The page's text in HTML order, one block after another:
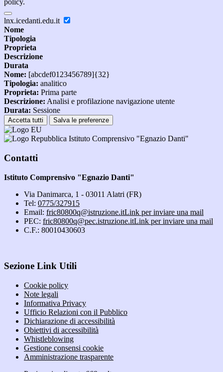
policy.
lnx.icedanti.edu.it
Nome
Tipologia
Proprieta
Descrizione
Durata
Nome: [abcdef0123456789]{32}
Tipologia: analitico
Proprieta: Prima parte
Descrizione: Analisi e profilazione navigazione utente
Durata: Sessione
Accetta tutti Salva le preferenze
Istituto Comprensivo "Egnazio Danti"
Contatti
Istituto Comprensivo "Egnazio Danti"
Via Danimarca, 1 - 03011 Alatri (FR)
Tel: 0775/327915
Email: fric80800q@istruzione.itLink per inviare una mail
PEC: fric80800q@pec.istruzione.itLink per inviare una mail
C.F.: 80010430603
Sezione Link Utili
Cookie policy
Note legali
Informativa Privacy
Ufficio Relazioni con il Pubblico
Dichiarazione di accessibilità
Obiettivi di accessibilità
Whistleblowing
Gestione consensi cookie
Amministrazione trasparente